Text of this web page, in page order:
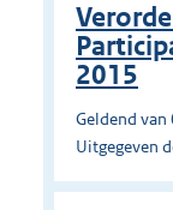
2015
Geldend
Uitgegeven